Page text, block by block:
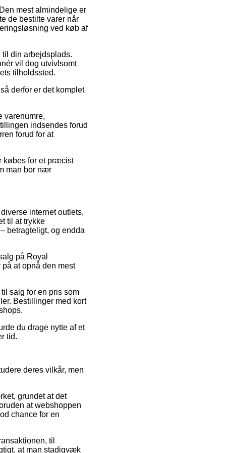
mest almindelige er
de bestilte varer når
ved køb af
din arbejdsplads.
vil dog utvivlsomt
tilholdssted.
derfor er det komplet
varenumre,
indsendes forud
forud for at
købes for et præcist
man bor nær
internet outlets,
til at trykke
betragteligt, og endda
på Royal
at opnå den mest
salg for en pris som
Bestillinger med kort
du drage nytte af et
tid.
deres vilkår, men
grundet at det
at webshoppen
chance for en
til
at man stadigvæk